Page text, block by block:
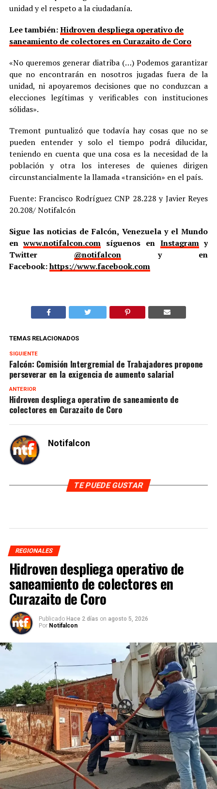
unidad y el respeto a la ciudadanía.
Lee también:Hidroven despliega operativo de
saneamiento de colectores en Curazaito de Coro
«No queremos generar diatriba (…) Podemos garantizar
que no encontrarán en nosotros jugadas fuera de la
unidad, ni apoyaremos decisiones que no conduzcan a
elecciones legítimas y verificables con instituciones
sólidas».
Tremont puntualizó que todavía hay cosas que no se
pueden entender y solo el tiempo podrá dilucidar,
teniendo en cuenta que una cosa es la necesidad de la
población y otra los intereses de quienes dirigen
circunstancialmente la llamada «transición» en el país.
Fuente: Francisco Rodríguez CNP 28.228 y Javier Reyes
20.208/ Notifalcón
Sigue las noticias de Falcón, Venezuela y el Mundo
enwww.notifalcon.com síguenos en Instagramy
Twitter @notifalcony en
Facebook:https://www.facebook.com
TEMAS RELACIONADOS
SIGUIENTE
Falcón: Comisión Intergremial de Trabajadores propone
perseverar en la exigencia de aumento salarial
ANTERIOR
Hidroven despliega operativo de saneamiento de
colectores en Curazaito de Coro
Notifalcon
TE PUEDE GUSTAR
REGIONALES
Hidroven despliega operativo de
saneamiento de colectores en
Curazaito de Coro
Publicado Hace 2 días on agosto 5, 2026
Por Notifalcon